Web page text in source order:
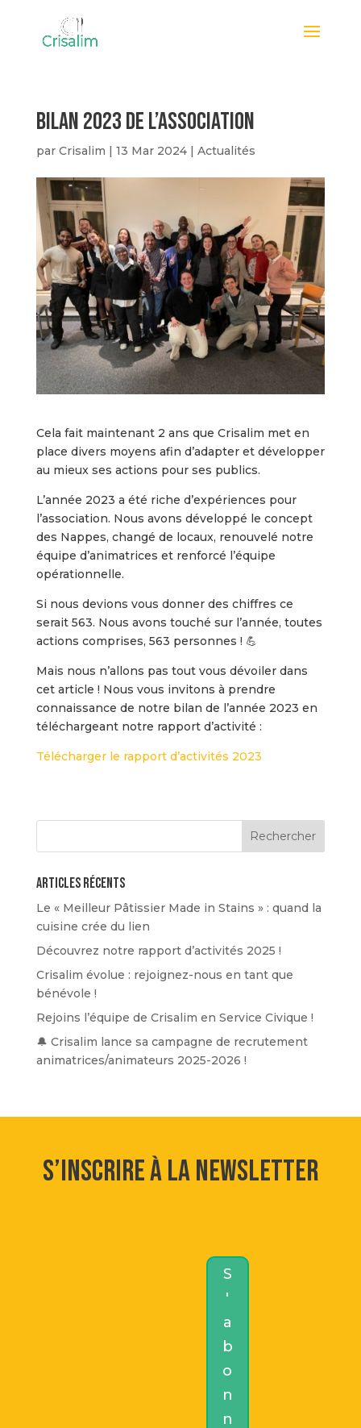
BILAN 2023 De l’association
par Crisalim | 13 Mar 2024| Actualités
Cela fait maintenant 2 ans que Crisalim met en
place divers moyens afin d’adapter et développer
au mieux ses actions pour ses publics.
L’année 2023 a été riche d’expériences pour
l’association. Nous avons développé le concept
des Nappes, changé de locaux, renouvelé notre
équipe d’animatrices et renforcé l’équipe
opérationnelle.
Si nous devions vous donner des chiffres ce
serait 563. Nous avons touché sur l’année, toutes
actions comprises, 563 personnes ! 💪
Mais nous n’allons pas tout vous dévoiler dans
cet article ! Nous vous invitons à prendre
connaissance de notre bilan de l’année 2023 en
téléchargeant notre rapport d’activité :
Télécharger le rapport d’activités 2023
Articles récents
Le « Meilleur Pâtissier Made in Stains » : quand la
cuisine crée du lien
Découvrez notre rapport d’activités 2025 !
Crisalim évolue : rejoignez-nous en tant que
bénévole !
Rejoins l’équipe de Crisalim en Service Civique !
🔔 Crisalim lance sa campagne de recrutement
animatrices/animateurs 2025-2026 !
S’inscrire à la newsletter
S
'
a
b
o
n
n